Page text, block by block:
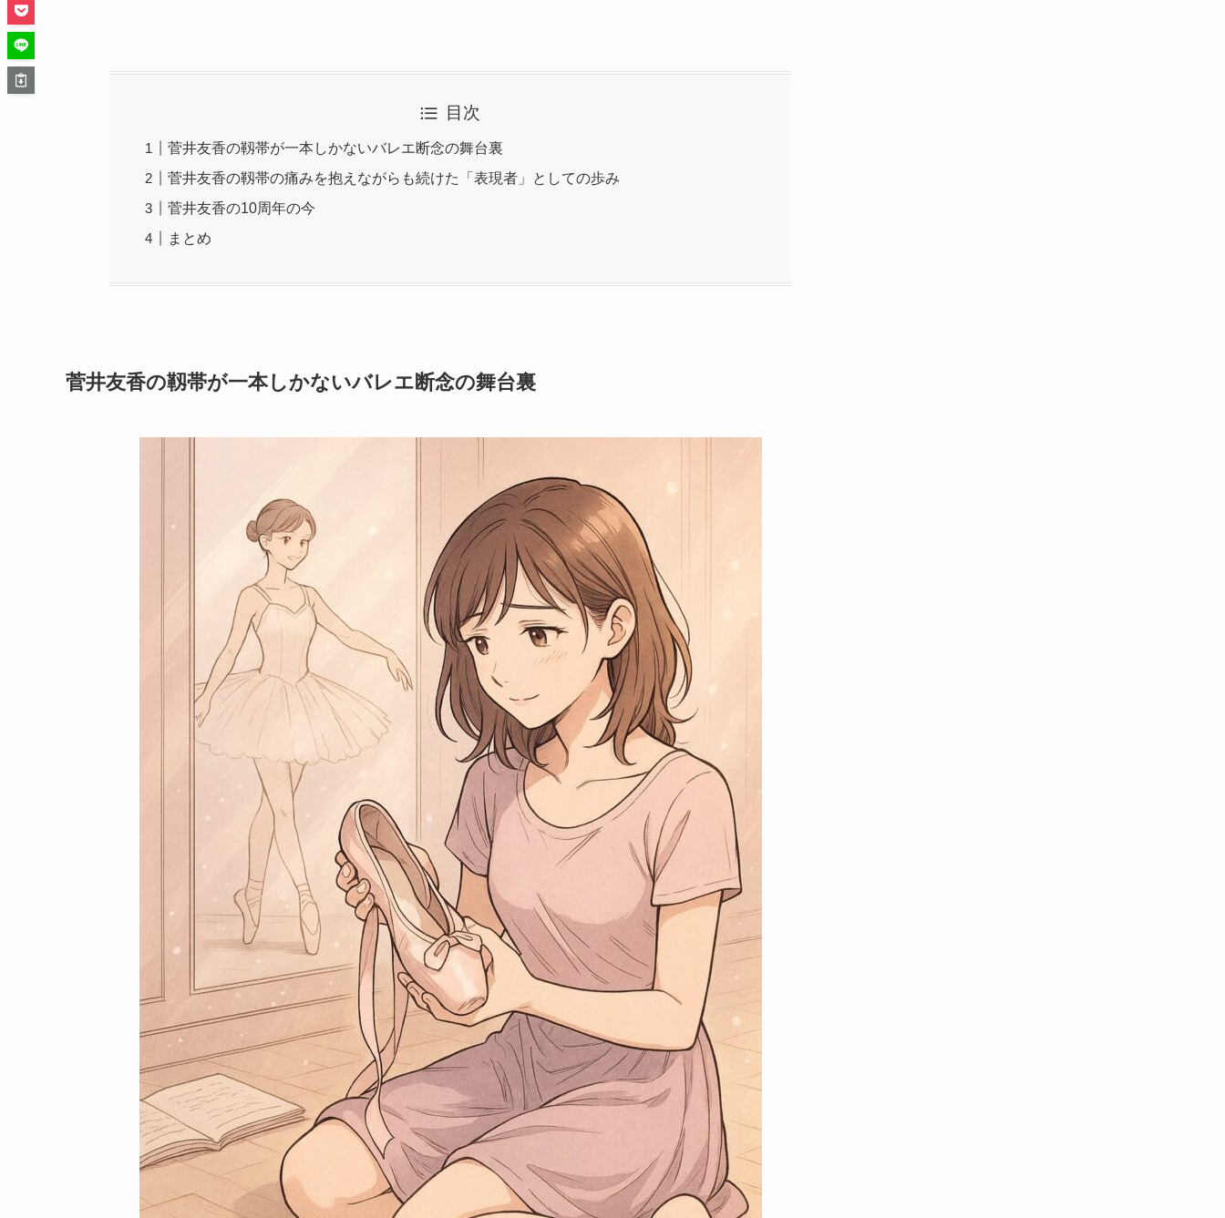
目次
菅井友香の靱帯が一本しかないバレエ断念の舞台裏
菅井友香の靱帯の痛みを抱えながらも続けた「表現者」としての歩み
菅井友香の10周年の今
まとめ
菅井友香の靱帯が一本しかないバレエ断念の舞台裏